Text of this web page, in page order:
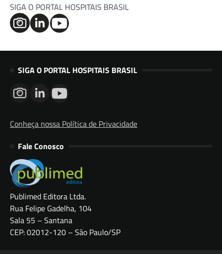
SIGA O PORTAL HOSPITAIS BRASIL
SIGA O PORTAL HOSPITAIS BRASIL
Conheça nossa Política de Privacidade
Fale Conosco
Publimed Editora Ltda.
Rua Felipe Gadelha, 104
Sala 55 – Santana
CEP: 02012-120 – São Paulo/SP